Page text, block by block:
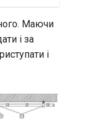
Маючи
і за
і